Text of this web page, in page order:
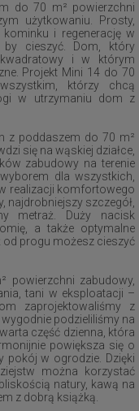
do 70 m² powierzchni
użytkowaniu. Prosty,
i regenerację w
by cieszyć. Dom, który
i w którym
Projekt Mini 14 do 70
którzy chcą
w utrzymaniu dom z
z poddaszem do 70 m²
się na wąskiej działce,
zabudowy na terenie
dla wszystkich,
realizacji komfortowego
najdrobniejszy szczegół,
metraż. Duży nacisk
a także optymalne
od progu możesz cieszyć
powierzchni zabudowy,
tani w eksploatacji –
zaprojektowaliśmy z
podzieliliśmy na
część dzienna, która
powiększa się o
pokój w ogrodzie. Dzięki
można korzystać
natury, kawą na
z dobrą książką.